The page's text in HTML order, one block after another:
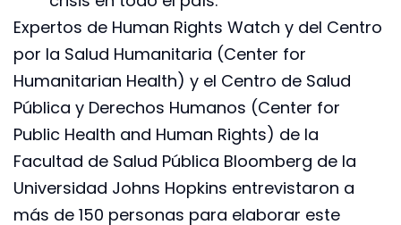
Expertos de Human Rights Watch y del Centro
por la Salud Humanitaria (Center for
Humanitarian Health) y el Centro de Salud
Pública y Derechos Humanos (Center for
Public Health and Human Rights) de la
Facultad de Salud Pública Bloomberg de la
Universidad Johns Hopkins entrevistaron a
más de 150 personas para elaborar este